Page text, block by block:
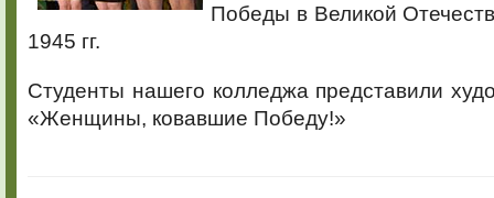
Победы в Великой
1945 гг.
Студенты нашего колледжа представили
«Женщины, ковавшие Победу!»